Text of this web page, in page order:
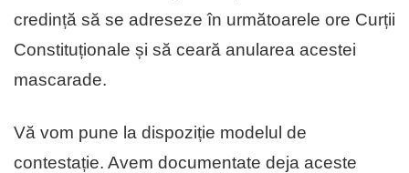
credință să se adreseze în următoarele ore Curții
Constituționale și să ceară anularea acestei
mascarade.
Vă vom pune la dispoziție modelul de
contestație. Avem documentate deja aceste